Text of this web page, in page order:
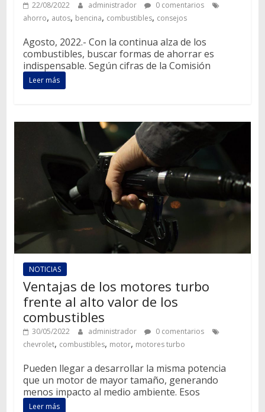
22/08/2022 administrador
0 comentarios
ahorro, autos, bencina, combustibles, consejos
Agosto, 2022.- Con la continua alza de los
combustibles, buscar formas de ahorrar es
indispensable. Según cifras de la Comisión
Leer más
NOTICIAS
Ventajas de los motores turbo
frente al alto valor de los
combustibles
30/05/2022 administrador
0 comentarios
chevrolet, combustibles, motor, motores turbo
Pueden llegar a desarrollar la misma potencia
que un motor de mayor tamaño, generando
menos impacto al medio ambiente. Esos
Leer más